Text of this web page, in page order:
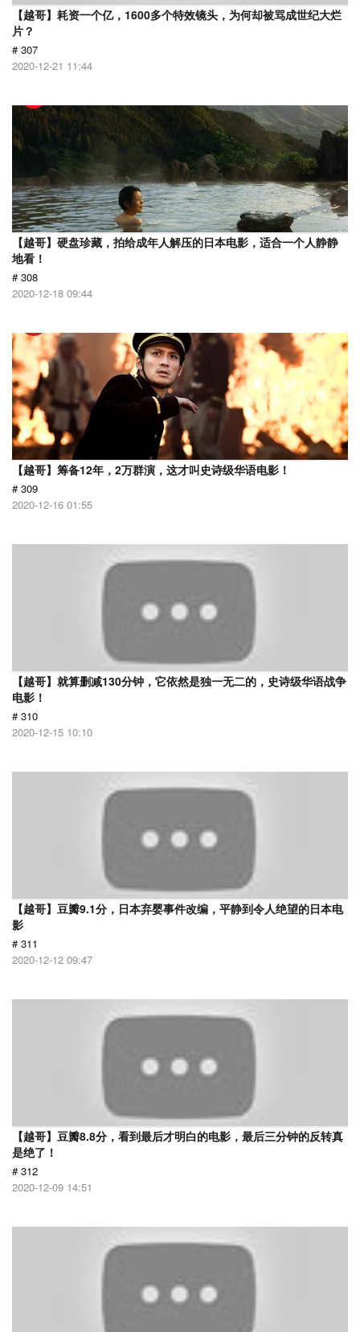
【越哥】耗资一个亿，1600多个特效镜头，为何却被骂成世纪大烂
片？
# 307
2020-12-21 11:44
【越哥】硬盘珍藏，拍给成年人解压的日本电影，适合一个人静静
地看！
# 308
2020-12-18 09:44
【越哥】筹备12年，2万群演，这才叫史诗级华语电影！
# 309
2020-12-16 01:55
【越哥】就算删减130分钟，它依然是独一无二的，史诗级华语战争
电影！
# 310
2020-12-15 10:10
【越哥】豆瓣9.1分，日本弃婴事件改编，平静到令人绝望的日本电
影
# 311
2020-12-12 09:47
【越哥】豆瓣8.8分，看到最后才明白的电影，最后三分钟的反转真
是绝了！
# 312
2020-12-09 14:51